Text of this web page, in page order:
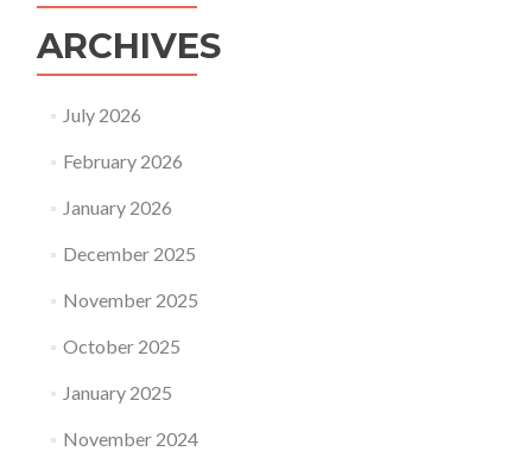
ARCHIVES
July 2026
February 2026
January 2026
December 2025
November 2025
October 2025
January 2025
November 2024